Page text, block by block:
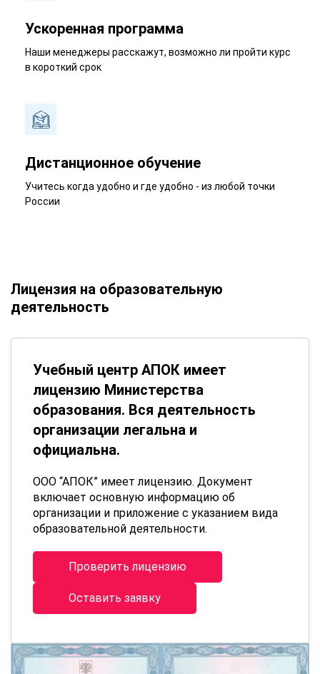
Ускоренная программа
Наши менеджеры расскажут, возможно ли пройти курс
в короткий срок
Дистанционное обучение
Учитесь когда удобно и где удобно - из любой точки
России
Лицензия на образовательную
деятельность
Учебный центр АПОК имеет
лицензию Министерства
образования. Вся деятельность
организации легальна и
официальна.
ООО “АПОК” имеет лицензию. Документ
включает основную информацию об
организации и приложение с указанием вида
образовательной деятельности.
Проверить лицензию
Оставить заявку